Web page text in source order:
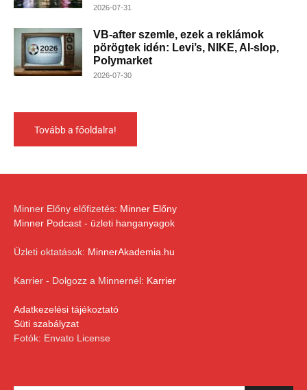
2026-07-31
VB-after szemle, ezek a reklámok
pörögtek idén: Levi’s, NIKE, AI-slop,
Polymarket
2026-07-30
Tovább a főoldalra!
Minner Előny előfizetés: Minner Előny
Minner Podcast - üzleti hanganyagok
Üzleti oktatások: MinnerAkademia.hu
Karrier - Dolgozz a Minnernél: Karrier
Adatkezelési tájékoztató
Süti szabályzat
Fotók: Envato License